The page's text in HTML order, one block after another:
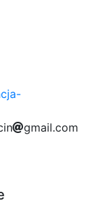
in696
gmaile0
.cf7c
om